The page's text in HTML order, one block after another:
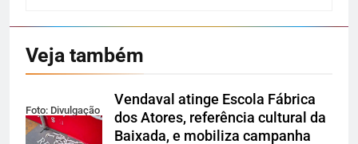
Veja também
Foto: Divulgação
Vendaval atinge Escola Fábrica
dos Atores, referência cultural da
Baixada, e mobiliza campanha